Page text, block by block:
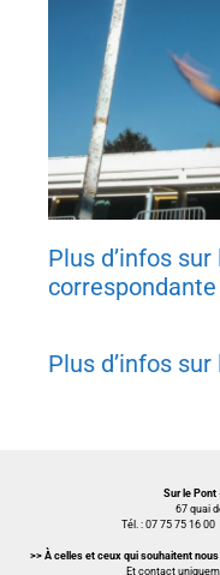
Plus d’infos
correspondante
Plus d’infos
Sur le Pont
67 quai
Tél. : 07 75 75 16 00
>> À celles et ceux qui souhaitent nous
Et contact